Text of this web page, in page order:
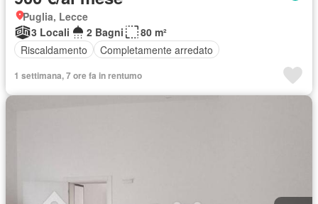
Puglia, Lecce
3 Locali
2 Bagni
80 m²
Riscaldamento
Completamente arredato
1 settimana, 7 ore fa in rentumo